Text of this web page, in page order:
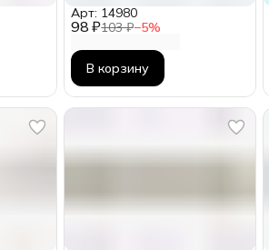
98 ₽103 ₽−5%
Арт: 14980
В корзину